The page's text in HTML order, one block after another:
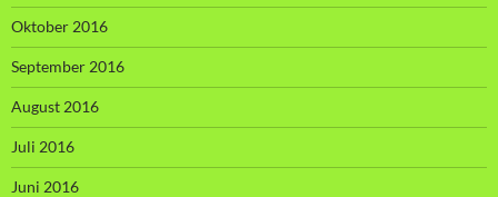
Oktober 2016
September 2016
August 2016
Juli 2016
Juni 2016